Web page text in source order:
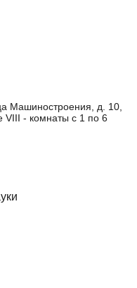
Машиностроения, д. 10,
- комнаты с 1 по 6